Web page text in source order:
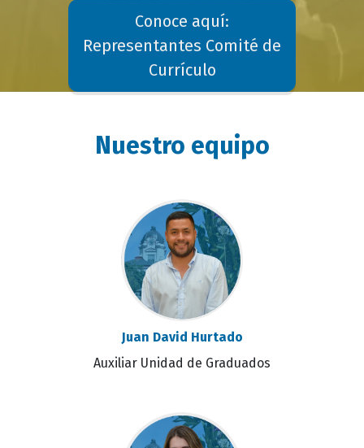
Conoce aquí:
Representantes Comité de
Currículo
Nuestro equipo
Juan David Hurtado
Auxiliar Unidad de Graduados